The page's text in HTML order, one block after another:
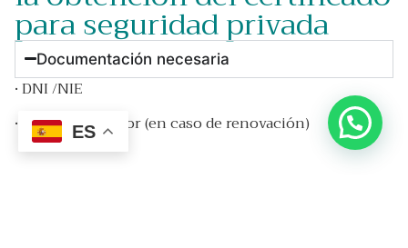
para seguridad privada
Documentación necesaria
· DNI /NIE
· Permiso anterior (en caso de renovación)
ES